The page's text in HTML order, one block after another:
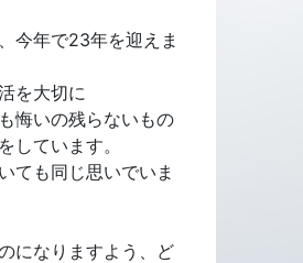
今年で23年を迎えま
を大切に
悔いの残らないもの
しています。
ても同じ思いでいま
になりますよう、ど